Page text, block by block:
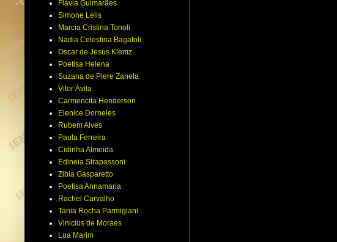
Flávia Guimarães
Simone Lelis
Marcia Cristina Tonoli
Nadia Celestina Bagatoli
Oscar de Jesus Klemz
Poetisa Helena
Suzana de Piere Zanela
Vitor Ávila
Carmencita Henderson
Elenice Dorneles
Rubem Alves
Paula Ferreira
Cidinha Almeida
Edineia Strapassoni
Zibia Gasparetto
Poetisa Annamaria
Rachel Carvalho
Tania Rocha Parmigiani
Vinicius de Moraes
Lua Marim